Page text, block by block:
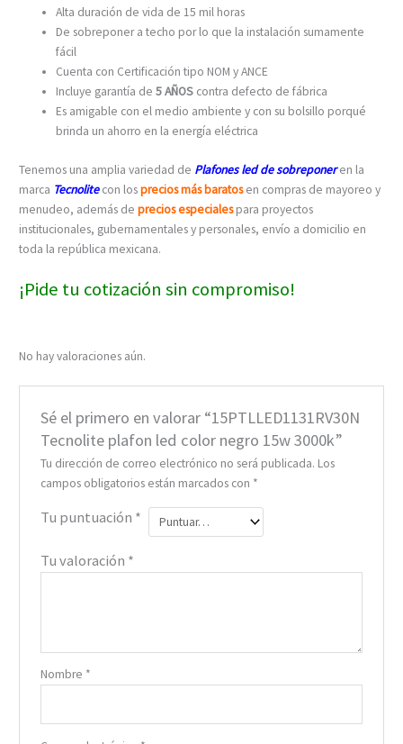
Alta duración de vida de 15 mil horas
De sobreponer a techo por lo que la instalación sumamente
fácil
Cuenta con Certificación tipo NOM y ANCE
Incluye garantía de5 AÑOS contra defecto de fábrica
Es amigable con el medio ambiente y con su bolsillo porqué
brinda un ahorro en la energía eléctrica
Tenemos una amplia variedad de Plafones led de sobreponeren la
marca Tecnolite con losprecios más baratos en compras de mayoreo y
menudeo, además deprecios especialespara proyectos
institucionales, gubernamentales y personales, envío a domicilio en
toda la república mexicana.
¡Pide tu cotización sin compromiso!
No hay valoraciones aún.
Sé el primero en valorar “15PTLLED1131RV30N
Tecnolite plafon led color negro 15w 3000k”
Tu dirección de correo electrónico no será publicada. Los
campos obligatorios están marcados con *
Tu puntuación *
Tu valoración *
Nombre *